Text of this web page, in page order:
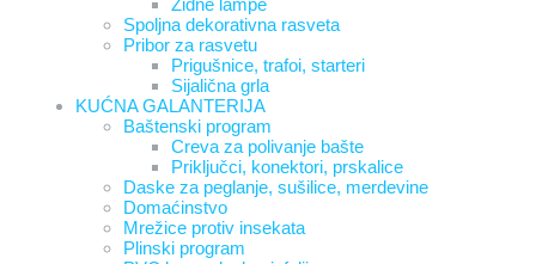
Zidne lampe
Spoljna dekorativna rasveta
Pribor za rasvetu
Prigušnice, trafoi, starteri
Sijalična grla
KUĆNA GALANTERIJA
Baštenski program
Creva za polivanje bašte
Priključci, konektori, prskalice
Daske za peglanje, sušilice, merdevine
Domaćinstvo
Mrežice protiv insekata
Plinski program